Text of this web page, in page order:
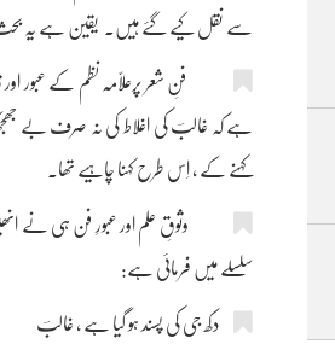
سے نقل کیے گئے ہیں۔ یقین ہے یہ
فنِ شعر پرعلّامہ نظم کے عبور اور
ہے کہ غالبؔ کی اغلاط کی نہ صرف بے
کہنے کے ، اِس طرح کہنا چاہیے تھا۔
وثوقِ علم اور عبورِ فن ہی نے
سلسلے میں فرمائی ہے:
دکھ جی کی پسند ہو گیا ہے ، غالبؔ